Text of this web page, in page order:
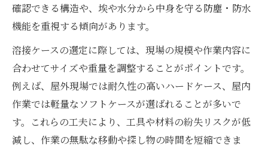
確認できる構造や、埃や水分から中身を守る防塵・防水
機能を重視する傾向があります。
溶接ケースの選定に際しては、現場の規模や作業内容に
合わせてサイズや重量を調整することがポイントです。
例えば、屋外現場では耐久性の高いハードケース、屋内
作業では軽量なソフトケースが選ばれることが多いで
す。これらの工夫により、工具や材料の紛失リスクが低
減し、作業の無駄な移動や探し物の時間を短縮できま